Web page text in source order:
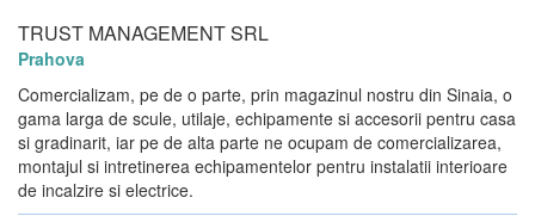
TRUST MANAGEMENT SRL
Prahova
Comercializam, pe de o parte, prin magazinul nostru din Sinaia, o
gama larga de scule, utilaje, echipamente si accesorii pentru casa
si gradinarit, iar pe de alta parte ne ocupam de comercializarea,
montajul si intretinerea echipamentelor pentru instalatii interioare
de incalzire si electrice.